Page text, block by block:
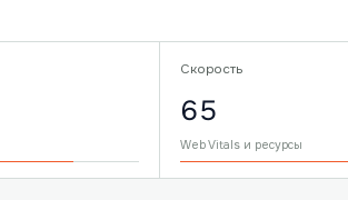
Скорость
65
Web Vitals и ресурсы